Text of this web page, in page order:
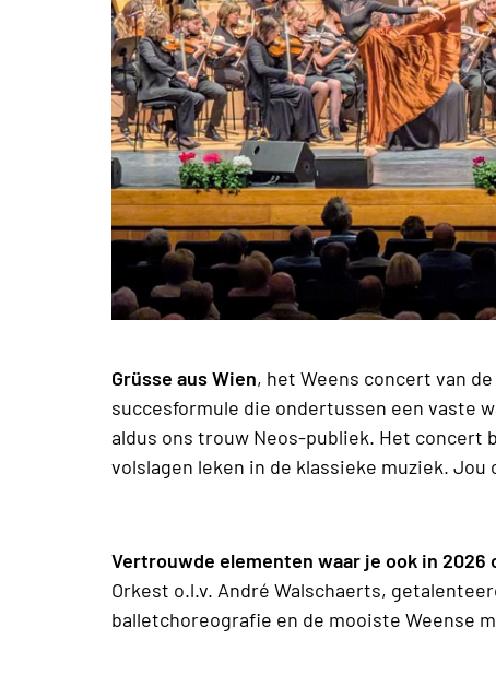
Grüsse aus Wien, het Weens concert van
succesformule die ondertussen een vaste
aldus ons trouw Neos-publiek. Het
volslagen leken in de klassieke muziek. Jou
Vertrouwde elementen waar je ook in 2026
Orkest o.l.v. André Walschaerts,
balletchoreografie en de mooiste Weense